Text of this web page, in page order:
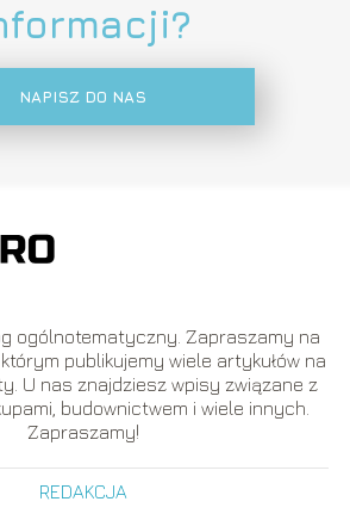
NAPISZ DO NAS
ogólnotematyczny. Zapraszamy na
publikujemy wiele artykułów na
U nas znajdziesz wpisy związane z
budownictwem i wiele innych.
Zapraszamy!
REDAKCJA